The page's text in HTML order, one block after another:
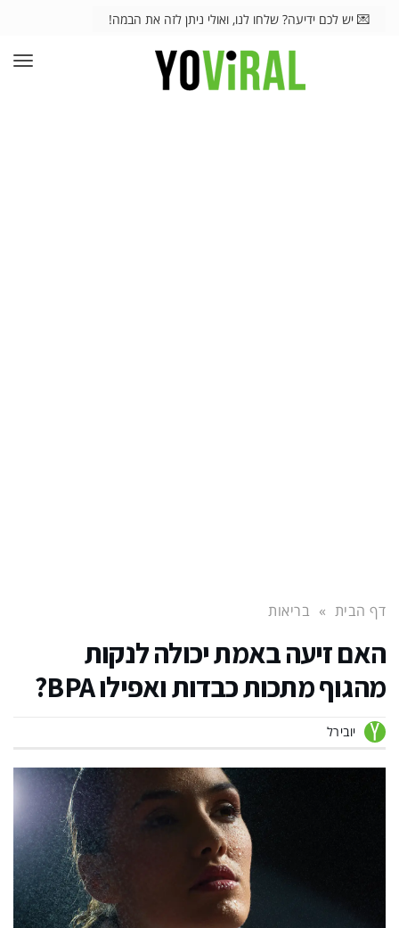
💌 יש לכם ידיעה? שלחו לנו, ואולי ניתן לזה את הבמה!
דף הבית » בריאות
האם זיעה באמת יכולה לנקות
מהגוף מתכות כבדות ואפילו BPA?
יובירל